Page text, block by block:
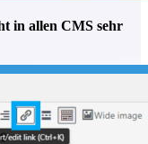
in allen CMS sehr